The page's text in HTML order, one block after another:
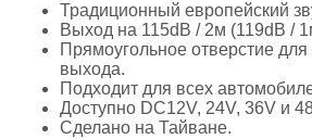
Традиционный европейский
Выход на 115dB / 2м (119dB /
Прямоугольное отверстие для
выхода.
Подходит для всех
Доступно DC12V, 24V, 36V и
Сделано на Тайване.